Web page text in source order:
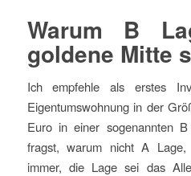
Warum B
goldene Mitte
Ich empfehle als erstes
Eigentumswohnung in der
Euro in einer sogenannten
fragst, warum nicht A
immer, die Lage sei das